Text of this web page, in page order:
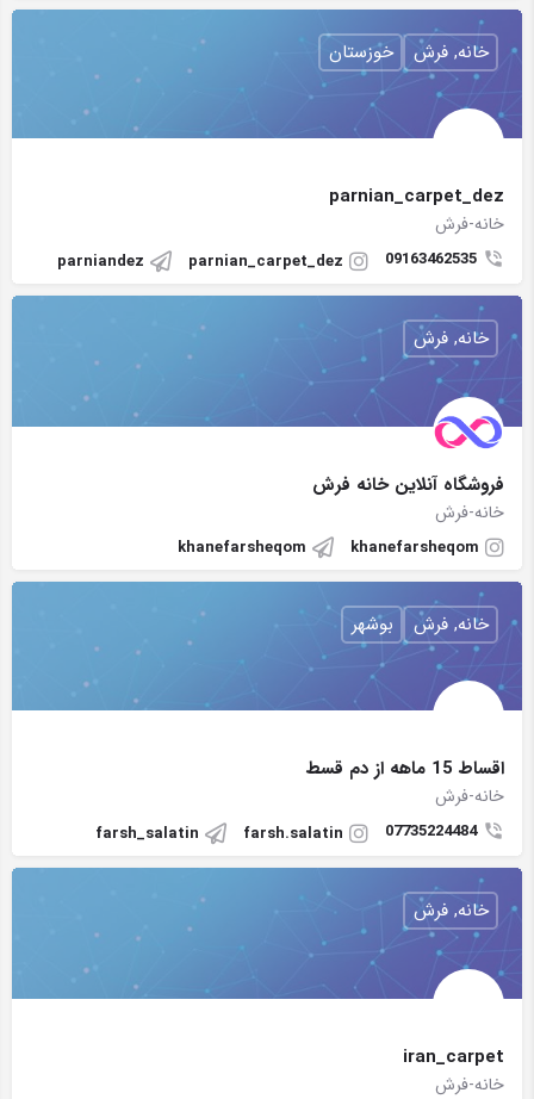
parnian_carpet_dez
خانه-فرش
09163462535
parnian_carpet_dez
parniandez
خانه, فرش خوزستان
فروشگاه آنلاین خانه فرش
خانه-فرش
khanefarsheqom
khanefarsheqom
خانه, فرش
اقساط 15 ماهه از دم قسط
خانه-فرش
07735224484
farsh.salatin
farsh_salatin
خانه, فرش بوشهر
iran_carpet
خانه-فرش
خانه, فرش